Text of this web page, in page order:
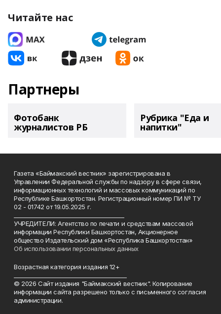
Читайте нас
Партнеры
Фотобанк
журналистов РБ
Рубрика "Еда и
напитки"
Газета «Баймакский вестник» зарегистрирована в
Управлении Федеральной службы по надзору в сфере связи,
информационных технологий и массовых коммуникаций по
Республике Башкортостан. Регистрационный номер ПИ № ТУ
02 - 01742 от 19.05.2025 г.
УЧРЕДИТЕЛИ: Агентство по печати и средствам массовой
информации Республики Башкортостан, Акционерное
общество Издательский дом «Республика Башкортостан»
Об использовании персональных данных
Возрастная категория издания 12+
© 2026 Сайт издания "Баймакский вестник". Копирование
информации сайта разрешено только с письменного согласия
администрации.